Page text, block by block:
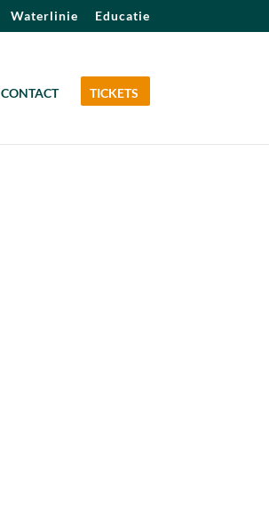
Waterlinie Educatie
CONTACT TICKETS